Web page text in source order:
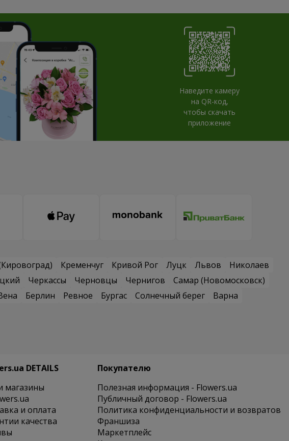
Наведите камеру
на QR-код,
чтобы скачать
приложение
Кременчуг Кривой Рог Луцк Львов
Николаев
Черкассы Черновцы Чернигов
Самар (Новомосковск)
Берлин Ревное Бургас Солнечный берег
Варна
DETAILS
магазины
и оплата
качества
Покупателю
Полезная информация - Flowers.ua
Публичный договор - Flowers.ua
Политика конфиденциальности и возвратов
Франшиза
Маркетплейс